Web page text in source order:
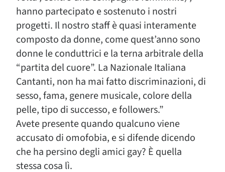
hanno partecipato e sostenuto i nostri
progetti. Il nostro staff è quasi interamente
composto da donne, come quest’anno sono
donne le conduttrici e la terna arbitrale della
“partita del cuore”. La Nazionale Italiana
Cantanti, non ha mai fatto discriminazioni, di
sesso, fama, genere musicale, colore della
pelle, tipo di successo, e followers.”
Avete presente quando qualcuno viene
accusato di omofobia, e si difende dicendo
che ha persino degli amici gay? È quella
stessa cosa lì.